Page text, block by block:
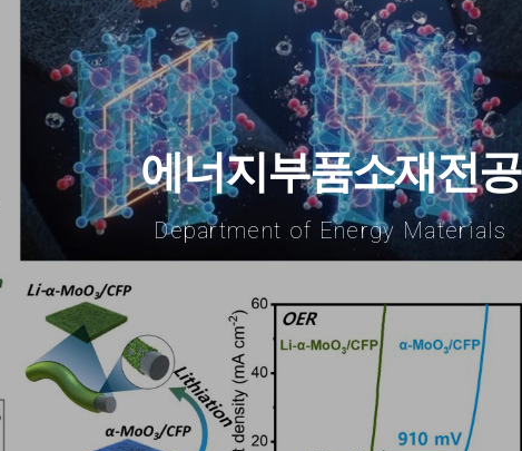
에너지부품소재전공
Department of Energy Materials